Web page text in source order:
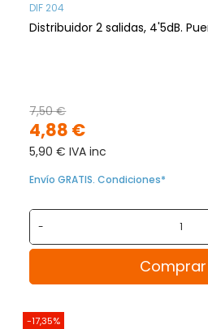
DIF 204
Distribuidor 2 salidas, 4'5dB.
4,88 €
7,50 €
5,90 € IVA inc
Envío GRATIS. Condiciones*
-
Comprar
-17,35%